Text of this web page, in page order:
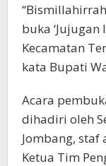
buka
Kecamatan
kata Bupati
Acara
dihadiri oleh
Jombang, staf
Ketua Tim